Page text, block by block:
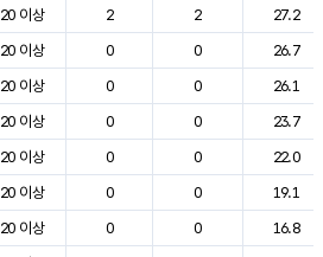
20 이상 2 2
27.2
20 이상 0 0
26.7
20 이상 0 0
26.1
20 이상 0 0
23.7
20 이상 0 0
22.0
20 이상 0 0
19.1
20 이상 0 0
16.8